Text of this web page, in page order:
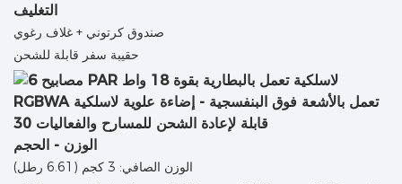
التغليف
صندوق كرتوني + غلاف رغوي
حقيبة سفر قابلة للشحن
الوزن - الحجم
الوزن الصافي: 3 كجم (6.61 رطل)